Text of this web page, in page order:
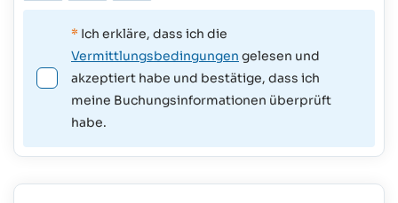
* Ich erkläre, dass ich die
Vermittlungsbedingungen gelesen und
akzeptiert habe und bestätige, dass ich
meine Buchungsinformationen überprüft
habe.